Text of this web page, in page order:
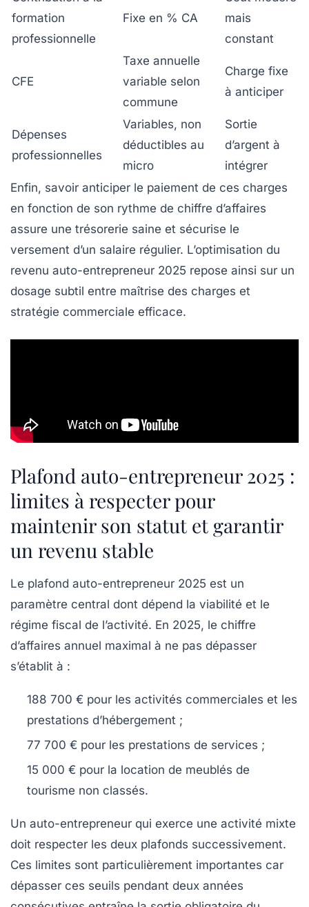
formation
professionnelle
Fixe en % CA
mais
constant
CFE
Taxe annuelle
variable selon
commune
Charge fixe
à anticiper
Dépenses
professionnelles
Variables, non
déductibles au
micro
Sortie
d’argent à
intégrer
Enfin, savoir anticiper le paiement de ces charges
en fonction de son rythme de chiffre d’affaires
assure une trésorerie saine et sécurise le
versement d’un salaire régulier. L’optimisation du
revenu auto-entrepreneur 2025 repose ainsi sur un
dosage subtil entre maîtrise des charges et
stratégie commerciale efficace.
Plafond auto-entrepreneur 2025 :
limites à respecter pour
maintenir son statut et garantir
un revenu stable
Le plafond auto-entrepreneur 2025 est un
paramètre central dont dépend la viabilité et le
régime fiscal de l’activité. En 2025, le chiffre
d’affaires annuel maximal à ne pas dépasser
s’établit à :
188 700 € pour les activités commerciales et les
prestations d’hébergement ;
77 700 € pour les prestations de services ;
15 000 € pour la location de meublés de
tourisme non classés.
Un auto-entrepreneur qui exerce une activité mixte
doit respecter les deux plafonds successivement.
Ces limites sont particulièrement importantes car
dépasser ces seuils pendant deux années